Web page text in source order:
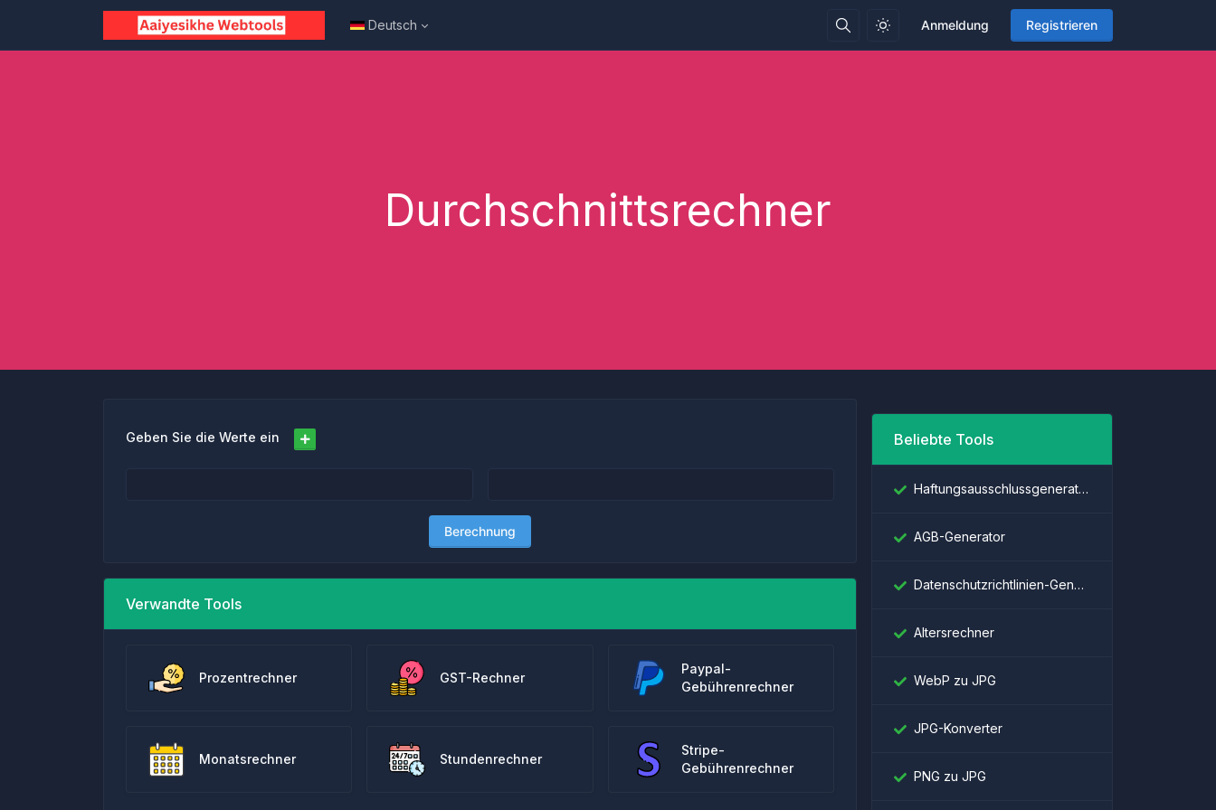
Anmeldung Registrieren
Deutsch
Durchschnittsrechner
Geben Sie die Werte ein
Berechnung
Verwandte Tools
Prozentrechner GST-Rechner
Paypal-
Gebührenrechner
Monatsrechner Stundenrechner
Stripe-
Gebührenrechner
Beliebte Tools
Haftungsausschlussgenerator
AGB-Generator
Datenschutzrichtlinien-Generator
Altersrechner
WebP zu JPG
JPG-Konverter
PNG zu JPG